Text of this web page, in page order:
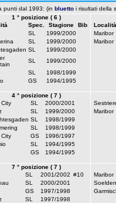
punti dal 1993: (in bluetto i risultati della
1 ° posizione ( 6 )
Spec. Stagione
Bib
SL
1999/2000
SL
1999/2000
SL
1999/2000
SL
1999/2000
SL
1998/1999
GS 1994/1995
Località
Maribor
Maribor
4 ° posizione ( 7 )
SL
2000/2001
SL
1999/2000
SL
1998/1999
SL
1998/1999
GS
1996/1997
SL
1994/1995
GS 1994/1995
Maribor
7 ° posizione ( 7 )
SL 2001/2002 #10
SL
2000/2001
GS
1997/1998
SL
1997/1998
Maribor
Soelden